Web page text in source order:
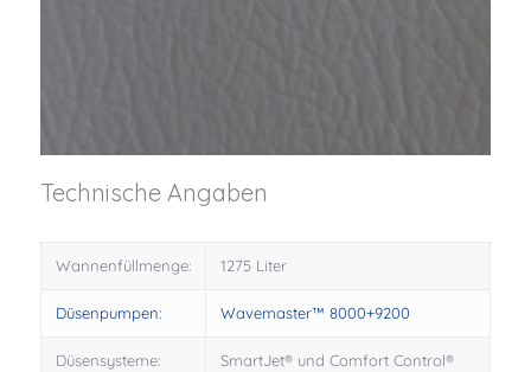
Technische Angaben
Wannenfüllmenge: 1275 Liter
Düsenpumpen: Wavemaster™ 8000+9200
Düsensysteme: SmartJet® und Comfort Control®